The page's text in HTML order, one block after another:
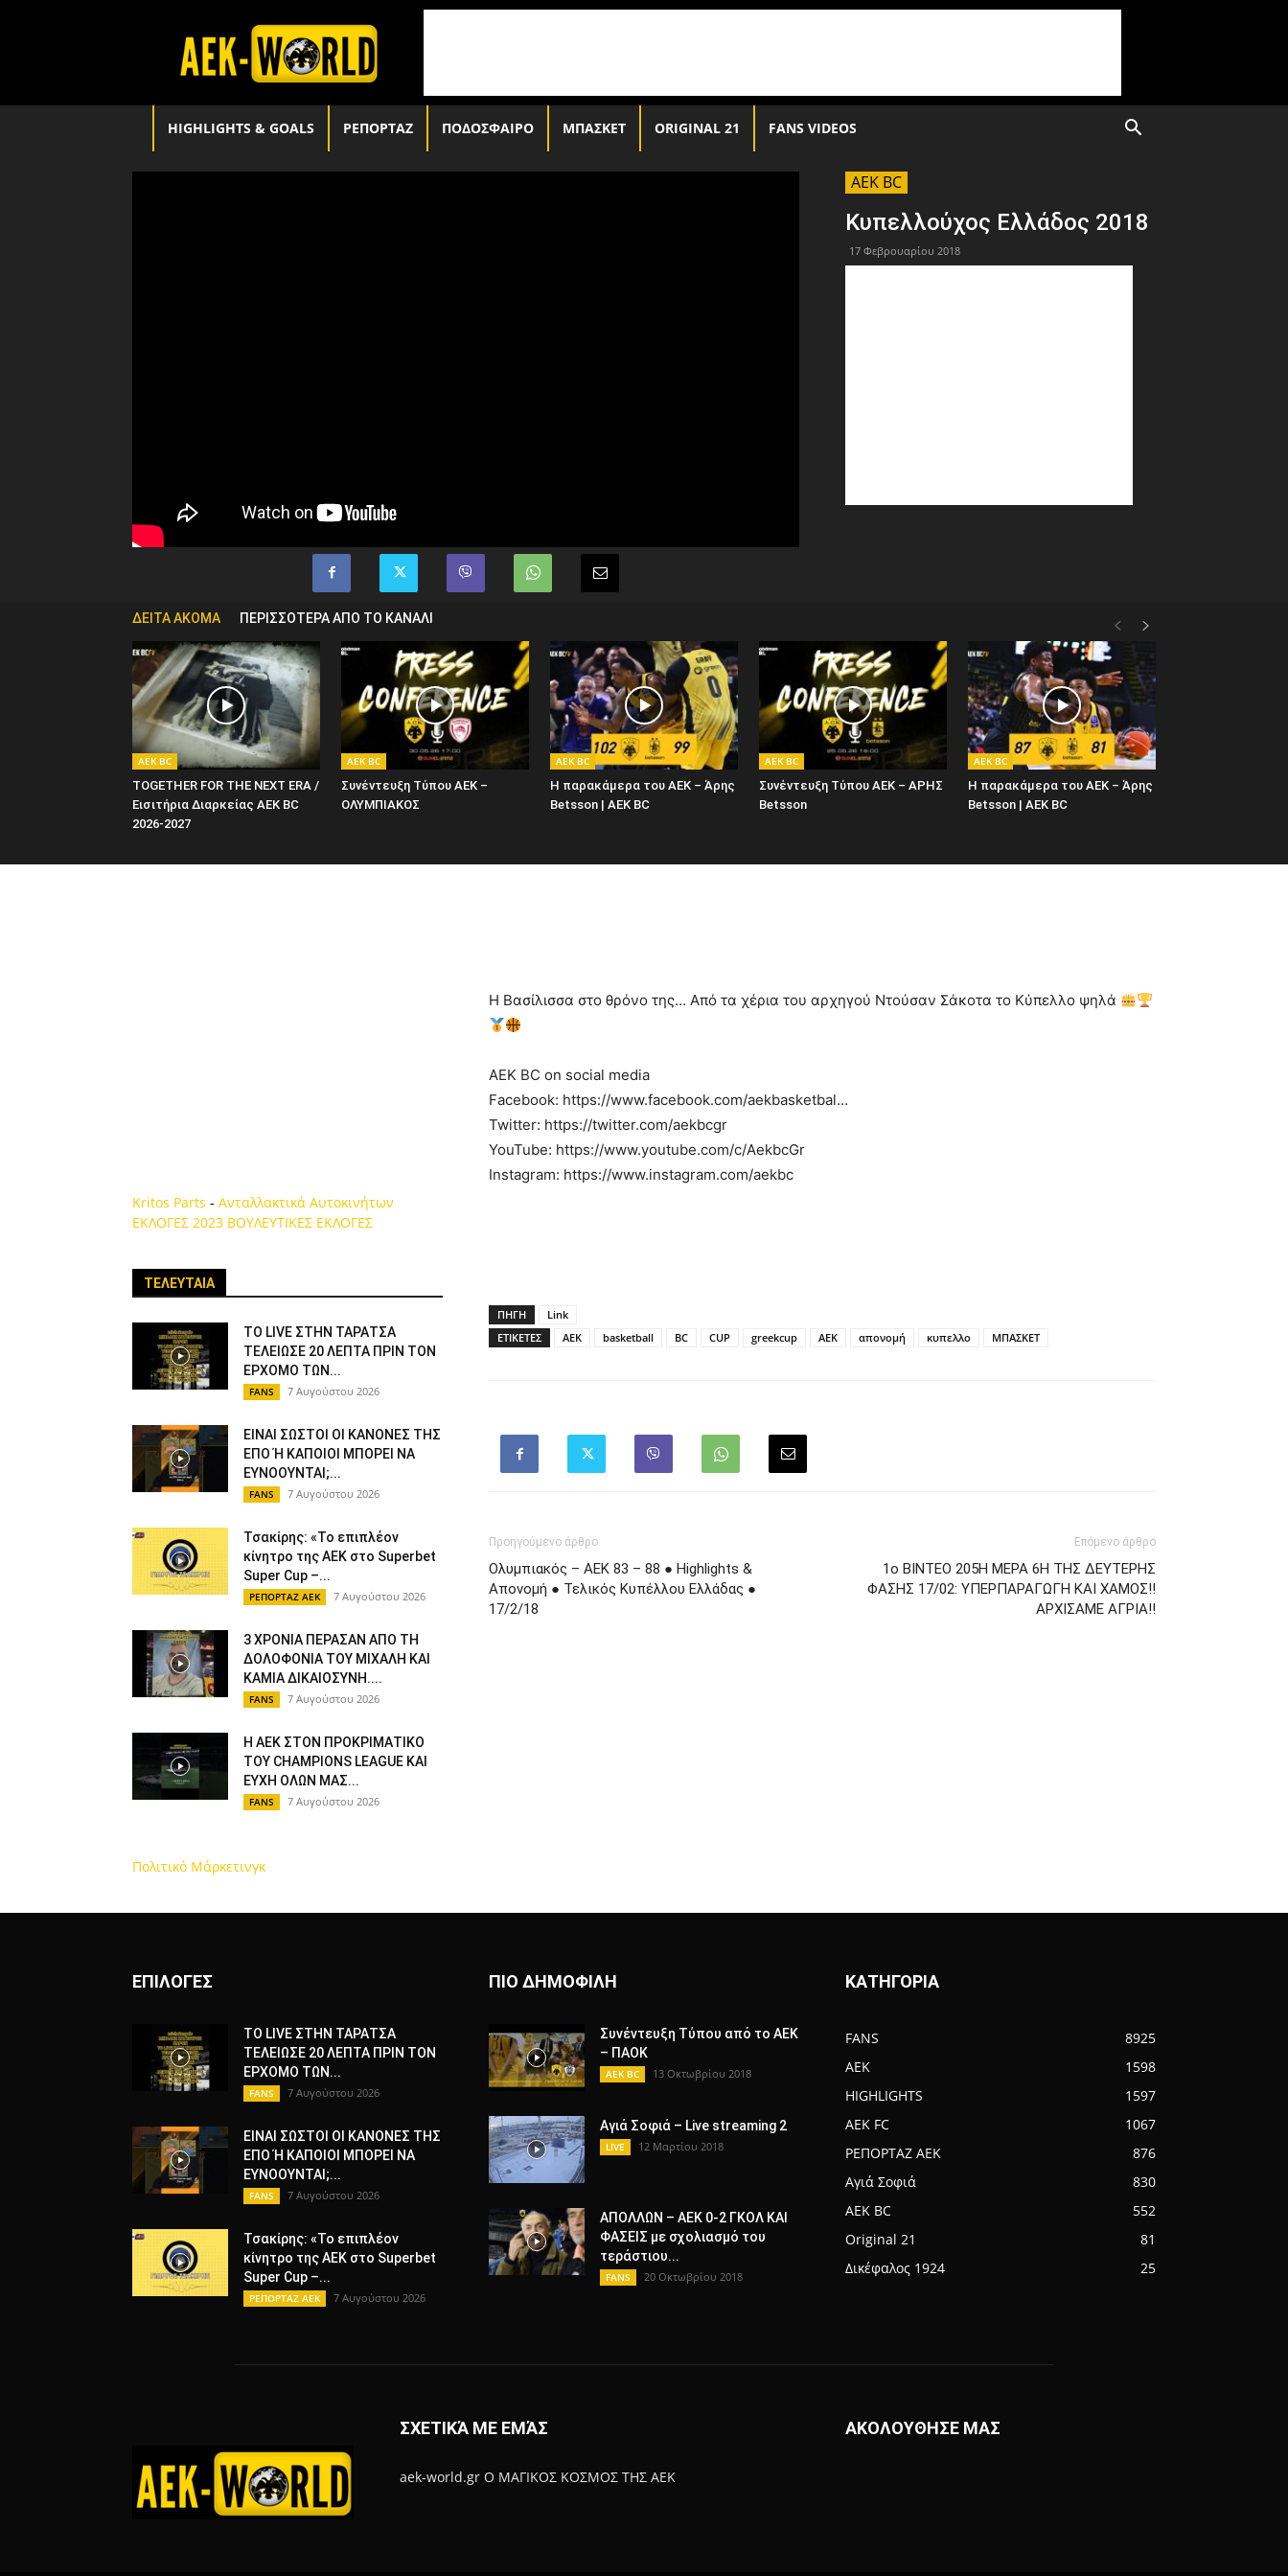
world.gr
HIGHLIGHTS & GOALS ΡΕΠΟΡΤΑΖ ΠΟΔΟΣΦΑΙΡΟ ΜΠΑΣΚΕΤ ORIGINAL 21 FANS VIDEOS
AEK BC
Κυπελλούχος Ελλάδος 2018
17 Φεβρουαρίου 2018
ΔΕΙΤΑ ΑΚΟΜΑ ΠΕΡΙΣΣΟΤΕΡΑ ΑΠΟ ΤΟ ΚΑΝΑΛΙ
AEK BC
TOGETHER FOR THE NEXT ERA /
Εισιτήρια Διαρκείας AEK BC
2026-2027
AEK BC
Συνέντευξη Τύπου ΑΕΚ –
ΟΛΥΜΠΙΑΚΟΣ
AEK BC
Η παρακάμερα του ΑΕΚ – Άρης
Betsson | AEK BC
AEK BC
Συνέντευξη Τύπου ΑΕΚ – ΑΡΗΣ
Betsson
AEK BC
Η παρακάμερα του ΑΕΚ – Άρης
Betsson | AEK BC
Η Βασίλισσα στο θρόνο της… Από τα χέρια του αρχηγού Ντούσαν Σάκοτα το Κύπελλο ψηλά
AEK BC on social media
Facebook: https://www.facebook.com/aekbasketbal…
Twitter: https://twitter.com/aekbcgr
YouTube: https://www.youtube.com/c/AekbcGr
Instagram: https://www.instagram.com/aekbc
ΠΗΓΗ
Link
ΕΤΙΚΕΤΕΣ
AEK basketball BC CUP greekcup ΑΕΚ απονομή κυπελλο ΜΠΑΣΚΕΤ
Προηγούμενο άρθρο
Ολυμπιακός – ΑΕΚ 83 – 88 ● Highlights &
Απονομή ● Τελικός Κυπέλλου Ελλάδας ●
17/2/18
Επόμενο άρθρο
1ο ΒΙΝΤΕΟ 205Η ΜΕΡΑ 6Η ΤΗΣ ΔΕΥΤΕΡΗΣ
ΦΑΣΗΣ 17/02: ΥΠΕΡΠΑΡΑΓΩΓΗ ΚΑΙ ΧΑΜΟΣ!!
ΑΡΧΙΣΑΜΕ ΑΓΡΙΑ!!
Kritos Parts - Ανταλλακτικά Αυτοκινήτων
ΕΚΛΟΓΕΣ 2023 ΒΟΥΛΕΥΤΙΚΕΣ ΕΚΛΟΓΕΣ
ΤΕΛΕΥΤΑΙΑ
ΤΟ LIVE ΣΤΗΝ ΤΑΡΑΤΣΑ
ΤΕΛΕΙΩΣΕ 20 ΛΕΠΤΑ ΠΡΙΝ ΤΟΝ
ΕΡΧΟΜΟ ΤΩΝ...
FANS 7 Αυγούστου 2026
ΕΙΝΑΙ ΣΩΣΤΟΙ ΟΙ ΚΑΝΟΝΕΣ ΤΗΣ
ΕΠΟ Ή ΚΑΠΟΙΟΙ ΜΠΟΡΕΙ ΝΑ
ΕΥΝΟΟΥΝΤΑΙ;...
FANS 7 Αυγούστου 2026
Τσακίρης: «Το επιπλέον
κίνητρο της ΑΕΚ στο Superbet
Super Cup –...
ΡΕΠΟΡΤΑΖ ΑΕΚ 7 Αυγούστου 2026
3 ΧΡΟΝΙΑ ΠΕΡΑΣΑΝ ΑΠΟ ΤΗ
ΔΟΛΟΦΟΝΙΑ ΤΟΥ ΜΙΧΑΛΗ ΚΑΙ
ΚΑΜΙΑ ΔΙΚΑΙΟΣΥΝΗ....
FANS 7 Αυγούστου 2026
Η ΑΕΚ ΣΤΟΝ ΠΡΟΚΡΙΜΑΤΙΚΟ
ΤΟΥ CHAMPIONS LEAGUE ΚΑΙ
ΕΥΧΗ ΟΛΩΝ ΜΑΣ...
FANS 7 Αυγούστου 2026
Πολιτικό Μάρκετινγκ
ΕΠΙΛΟΓΕΣ
ΤΟ LIVE ΣΤΗΝ ΤΑΡΑΤΣΑ
ΤΕΛΕΙΩΣΕ 20 ΛΕΠΤΑ ΠΡΙΝ ΤΟΝ
ΕΡΧΟΜΟ ΤΩΝ...
FANS 7 Αυγούστου 2026
ΕΙΝΑΙ ΣΩΣΤΟΙ ΟΙ ΚΑΝΟΝΕΣ ΤΗΣ
ΕΠΟ Ή ΚΑΠΟΙΟΙ ΜΠΟΡΕΙ ΝΑ
ΕΥΝΟΟΥΝΤΑΙ;...
FANS 7 Αυγούστου 2026
Τσακίρης: «Το επιπλέον
κίνητρο της ΑΕΚ στο Superbet
Super Cup –...
ΡΕΠΟΡΤΑΖ ΑΕΚ 7 Αυγούστου 2026
ΠΙΟ ΔΗΜΟΦΙΛΗ
Συνέντευξη Τύπου από το ΑΕΚ
– ΠΑΟΚ
AEK BC 13 Οκτωβρίου 2018
Αγιά Σοφιά – Live streaming 2
LIVE 12 Μαρτίου 2018
ΑΠΟΛΛΩΝ – ΑΕΚ 0-2 ΓΚΟΛ ΚΑΙ
ΦΑΣΕΙΣ με σχολιασμό του
τεράστιου...
FANS 20 Οκτωβρίου 2018
ΚΑΤΗΓΟΡΙΑ
FANS
8925
AEK
1598
HIGHLIGHTS
1597
AEK FC
1067
ΡΕΠΟΡΤΑΖ ΑΕΚ
876
Αγιά Σοφιά
830
AEK BC
552
Original 21
81
Δικέφαλος 1924
25
ΣΧΕΤΙΚΆ ΜΕ ΕΜΆΣ
aek-world.gr Ο ΜΑΓΙΚΟΣ ΚΟΣΜΟΣ ΤΗΣ ΑΕΚ
ΑΚΟΛΟΥΘΗΣΕ ΜΑΣ